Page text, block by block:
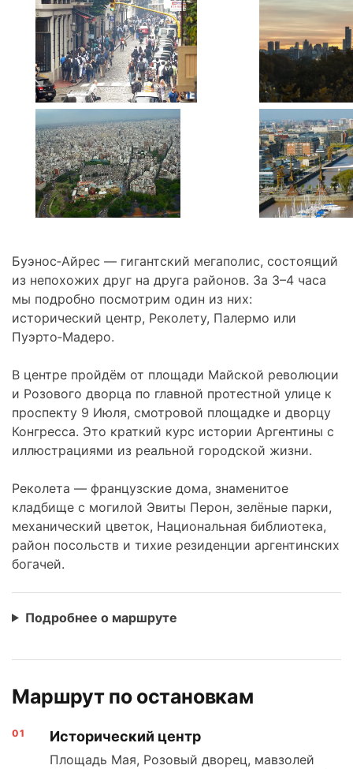
Буэнос‑Айрес — гигантский мегаполис, состоящий
из непохожих друг на друга районов. За 3–4 часа
мы подробно посмотрим один из них:
исторический центр, Реколету, Палермо или
Пуэрто‑Мадеро.
В центре пройдём от площади Майской революции
и Розового дворца по главной протестной улице к
проспекту 9 Июля, смотровой площадке и дворцу
Конгресса. Это краткий курс истории Аргентины с
иллюстрациями из реальной городской жизни.
Реколета — французские дома, знаменитое
кладбище с могилой Эвиты Перон, зелёные парки,
механический цветок, Национальная библиотека,
район посольств и тихие резиденции аргентинских
богачей.
Подробнее о маршруте
Маршрут по остановкам
Исторический центр
Площадь Мая, Розовый дворец, мавзолей